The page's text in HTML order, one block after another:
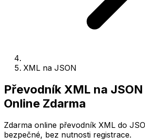
XML na JSON
Převodník XML na
Online Zdarma
Zdarma online převodník XML do
bezpečné, bez nutnosti registrace.